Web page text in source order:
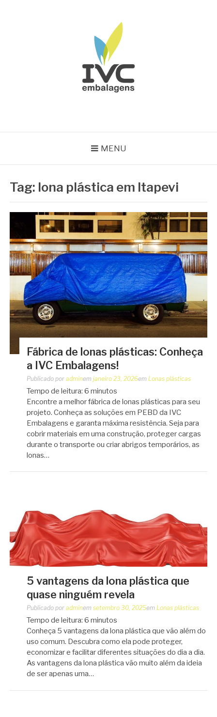
MENU
Tag: lona plástica em Itapevi
Fábrica de lonas plásticas: Conheça
a IVC Embalagens!
Publicado por adminem janeiro 23, 2026em Lonas plásticas
Tempo de leitura: 6 minutos
Encontre a melhor fábrica de lonas plásticas para seu
projeto. Conheça as soluções em PEBD da IVC
Embalagens e garanta máxima resistência. Seja para
cobrir materiais em uma construção, proteger cargas
durante o transporte ou criar abrigos temporários, as
lonas…
5 vantagens da lona plástica que
quase ninguém revela
Publicado por adminem setembro 30, 2025em Lonas plásticas
Tempo de leitura: 6 minutos
Conheça 5 vantagens da lona plástica que vão além do
uso comum. Descubra como ela pode proteger,
economizar e facilitar diferentes situações do dia a dia.
As vantagens da lona plástica vão muito além da ideia
de ser apenas uma…